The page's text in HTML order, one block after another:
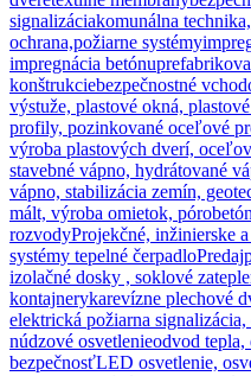
signalizáciakomunálna
ochrana,požiarne systémy
impregnácia betónu
konštrukciebezpečnostné
výstuže, plastové okná,
profily, pozinkované oceľové
výroba plastových dverí,
stavebné vápno, hydrátované
vápno, stabilizácia zemín,
mált, výroba omietok,
rozvodyProjekčné, inžinierske
systémy tepelné čerpadloPredaj
izolačné dosky , soklové
kontajnerykarevízne plechové
elektrická požiarna
núdzové osvetlenieodvod tepla,
bezpečnosťLED osvetlenie,